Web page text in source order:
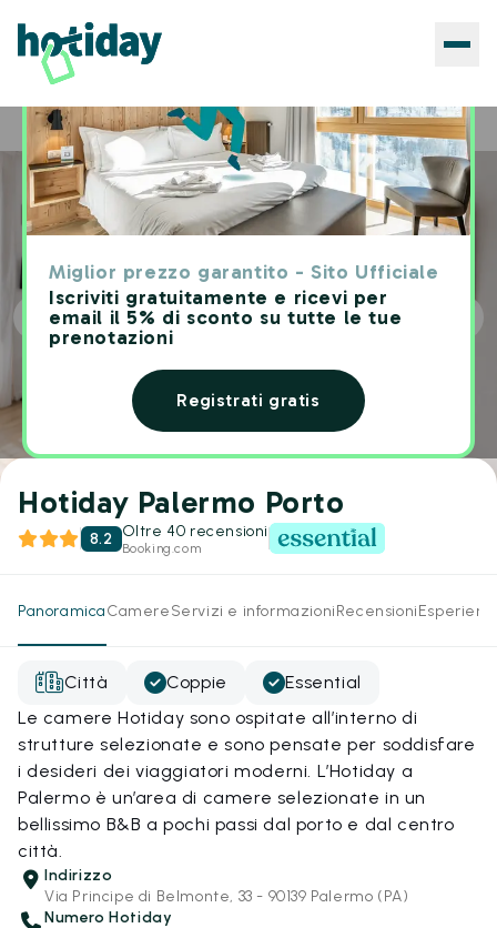
Miglior prezzo garantito - Sito Ufficiale
Iscriviti gratuitamente e ricevi per
email il 5% di sconto su tutte le tue
prenotazioni
Registrati gratis
Home Hotels Hotiday Palermo Porto
Hotiday Palermo Porto
8.2 Oltre 40 recensioni
Booking.com
PanoramicaCamereServizi e informazioniRecensioni
Città Coppie
Essential
Le camere Hotiday sono ospitate all’interno di
strutture selezionate e sono pensate per soddisfare
i desideri dei viaggiatori moderni. L’Hotiday a
Palermo è un’area di camere selezionate in un
bellissimo B&B a pochi passi dal porto e dal centro
città.
Indirizzo
Via Principe di Belmonte, 33 - 90139 Palermo (PA)
Numero Hotiday